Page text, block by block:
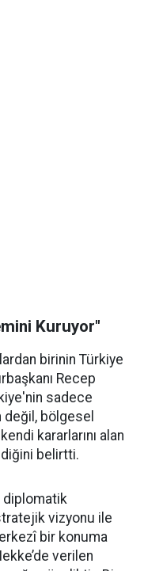
Kuruyor"
birinin Türkiye
Recep
sadece
bölgesel
kararlarını alan
belirtti.
diplomatik
vizyonu ile
bir konuma
verilen